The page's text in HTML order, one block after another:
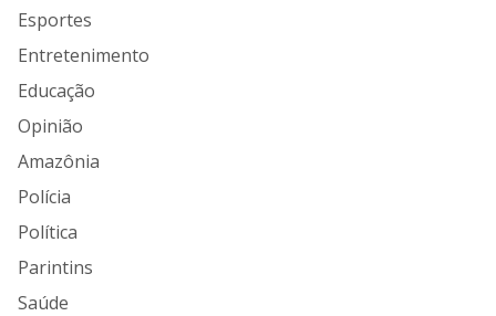
Esportes
Entretenimento
Educação
Opinião
Amazônia
Polícia
Política
Parintins
Saúde